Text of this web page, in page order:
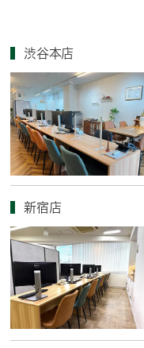
渋谷本店
新宿店